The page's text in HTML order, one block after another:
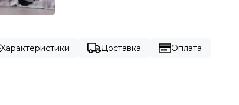
Характеристики Доставка Оплата